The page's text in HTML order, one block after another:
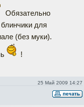
Обязательно
для
(без муки).
!
25 Май 2009 14:27